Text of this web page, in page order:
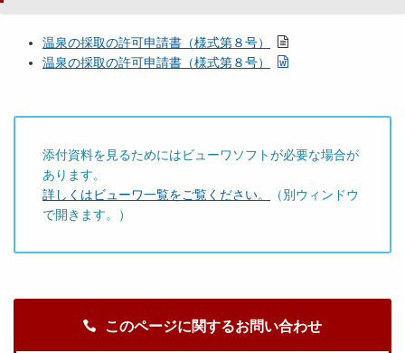
温泉の採取の許可申請書（様式第８号）
温泉の採取の許可申請書（様式第８号）
添付資料を見るためにはビューワソフトが必要な場合が
あります。
詳しくはビューワ一覧をご覧ください。
（別ウィンドウ
で開きます。）
このページに関するお問い合わせ